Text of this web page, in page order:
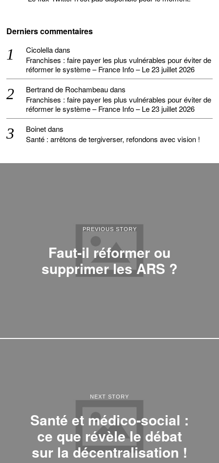
Derniers commentaires
Cicolelladans
Franchises : faire payer les plus vulnérables pour éviter de
réformer le système – France Info – Le 23 juillet 2026
Bertrand de Rochambeaudans
Franchises : faire payer les plus vulnérables pour éviter de
réformer le système – France Info – Le 23 juillet 2026
Boinetdans
Santé : arrêtons de tergiverser, refondons avec vision !
PREVIOUS STORY
Faut-il réformer ou
supprimer les ARS ?
NEXT STORY
Santé et médico-social :
ce que révèle le débat
sur la décentralisation !